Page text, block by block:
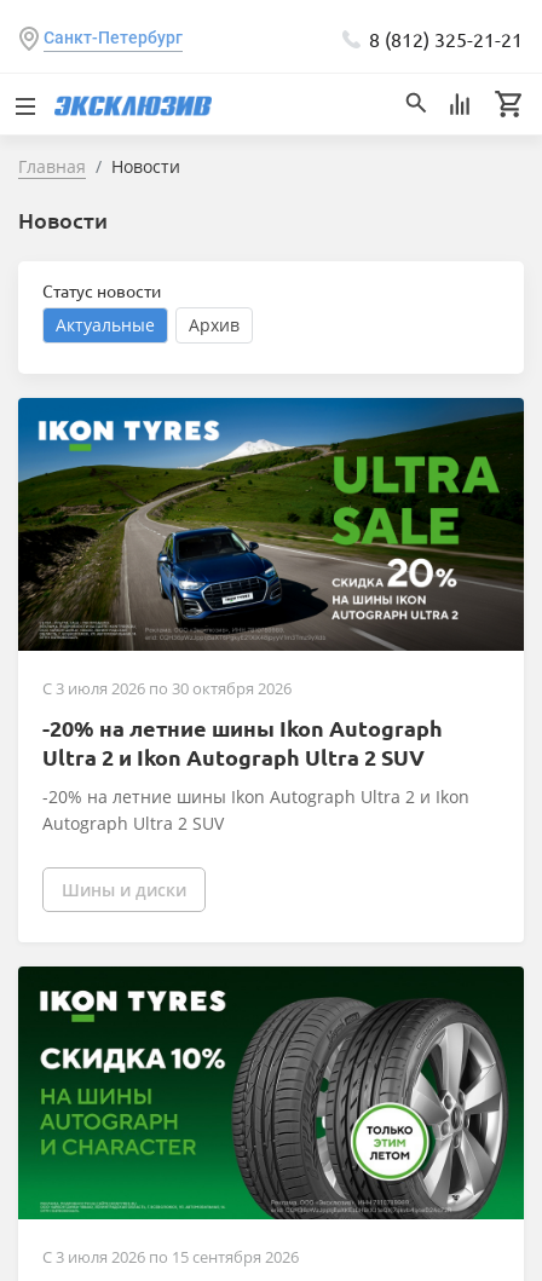
Санкт-Петербург 8 (812) 325-21-21
Главная Новости
Новости
Статус новости
Актуальные Архив
C 3 июля 2026 по 30 октября 2026
-20% на летние шины Ikon Autograph
Ultra 2 и Ikon Autograph Ultra 2 SUV
-20% на летние шины Ikon Autograph Ultra 2 и Ikon
Autograph Ultra 2 SUV
Шины и диски
C 3 июля 2026 по 15 сентября 2026